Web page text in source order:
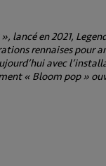
lancé en 2021,
rennaises
avec
« Bloom pop »